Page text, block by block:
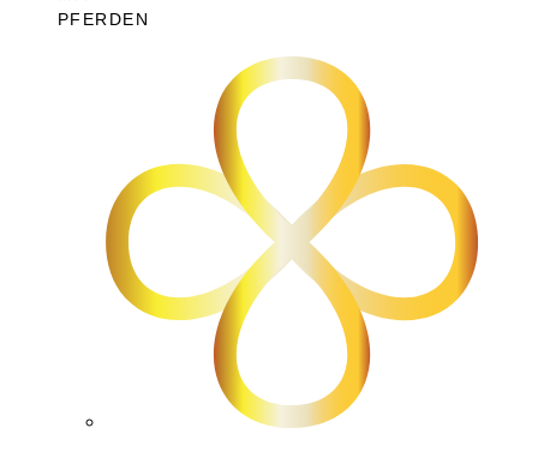
PFERDEN